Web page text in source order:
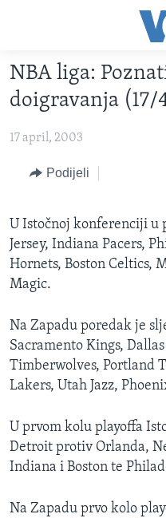
glavni
sadržaj
na
navigaciju
na
pretragu
TV PROGRAM
VIDEO
FOTOGRAFIJE DANA
VIJESTI
BOSNA I HERCEGOVINA
SVIJET
SPECIJALNI PROJEKTI
KORUPCIJA
SLOBODA MEDIJA
ŽENSKA STRANA
IZBJEGLIČKA STRANA
MAGAZIN
Learning English
NBA liga:
doigravanja
17 april, 2003
Podijeli
U Istočnoj konferenciji u
Jersey, Indiana Pacers,
Hornets, Boston Celtics,
Magic.
Na Zapadu poredak je
Sacramento Kings,
Timberwolves, Portland
Lakers, Utah Jazz,
U prvom kolu playoffa
Detroit protiv Orlanda,
Indiana i Boston te
Na Zapadu prvo kolo